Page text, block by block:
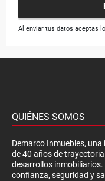
Al enviar tus datos aceptas
QUIÉNES SOMOS
Demarco Inmuebles,
de 40 años de
desarrollos
confianza, seguridad y